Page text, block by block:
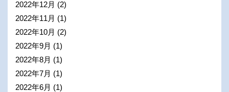
2022年12月 (2)
2022年11月 (1)
2022年10月 (2)
2022年9月 (1)
2022年8月 (1)
2022年7月 (1)
2022年6月 (1)